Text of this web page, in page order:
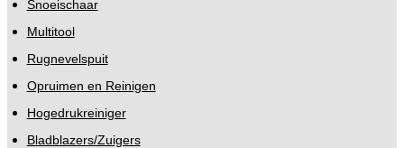
Snoeischaar
Multitool
Rugnevelspuit
Opruimen en Reinigen
Hogedrukreiniger
Bladblazers/Zuigers